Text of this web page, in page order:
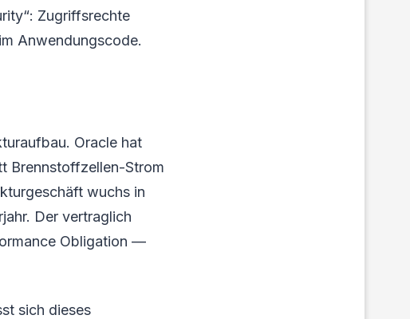
Zugriffsrechte
Anwendungscode.
Oracle hat
Brennstoffzellen-Strom
wuchs in
Der vertraglich
Obligation —
sich dieses